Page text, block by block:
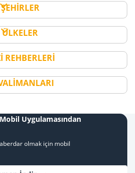
ŞEHİRLER
ÜLKELER
REHBERLERİ
Uygulamasından
olmak için mobil